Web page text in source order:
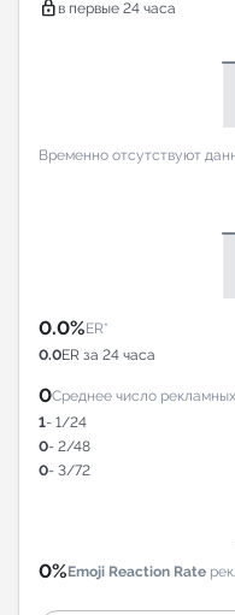
lock в первые 24 часа
Временно отсутствуют
0.0%ER*
0.0ER за 24 часа
0Среднее число
1- 1/24
0- 2/48
0- 3/72
0%Emoji Reaction Rate